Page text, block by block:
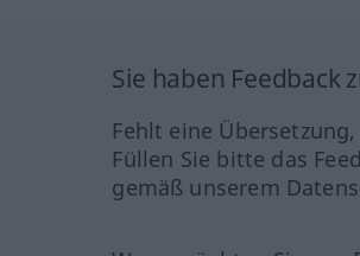
Sie haben Feedback
Fehlt eine
Füllen Sie bitte das
gemäß unserem